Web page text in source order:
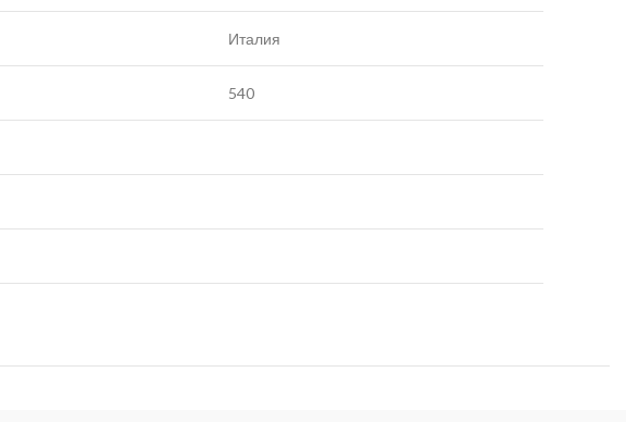
Италия
540